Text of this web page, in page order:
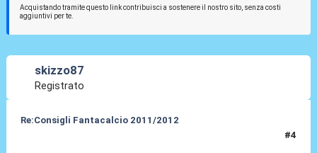
Acquistando tramite questo link contribuisci a sostenere il nostro sito, senza costi
aggiuntivi per te.
skizzo87
Registrato
Re:Consigli Fantacalcio 2011/2012
#4